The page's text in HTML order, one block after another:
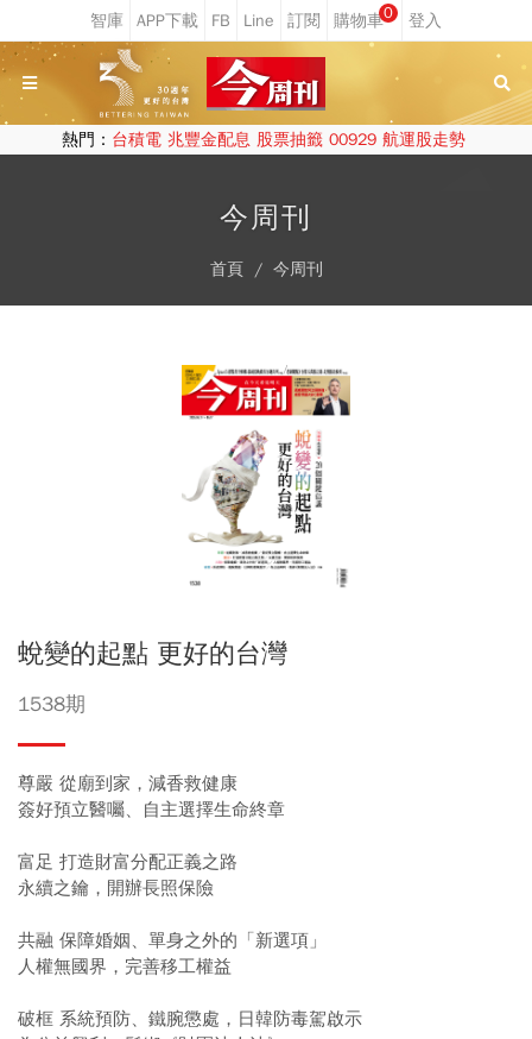
0
熱門： 台積電 兆豐金配息 股票抽籤 00929 航運股走勢
今周刊
首頁 今周刊
蛻變的起點 更好的台灣
1538期
尊嚴 從廟到家，減香救健康
簽好預立醫囑、自主選擇生命終章
富足 打造財富分配正義之路
永續之鑰，開辦長照保險
共融 保障婚姻、單身之外的「新選項」
人權無國界，完善移工權益
破框 系統預防、鐵腕懲處，日韓防毒駕啟示